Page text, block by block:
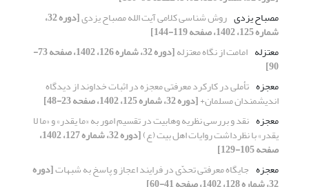
مصباح یزدی روش شناسی کلامی آیت الله مصباح یزدی [دوره 32،
شماره 125، 1402، صفحه 119-144]
معتزله امامت از نگاه معتزله [دوره 32، شماره 126، 1402، صفحه 73-
90]
معجزه تأملی در کارکرد معرفتی معجزه در اثبات خداوند از دیدگاه
اندیشمندان مسلمان+[دوره 32، شماره 125، 1402، صفحه 23-48]
معجزه نقد و بررسی نظریه وهابیت در تقسیم امور به «ما یقدر» و «ما لا
یقدر» با نظرداشت روایات اهل بیت (ع) [دوره 32، شماره 127، 1402،
صفحه 105-129]
معجزه جایگاه معرفتی تحدّی در فرایند اعجاز و پاسخ به شبهات[دوره